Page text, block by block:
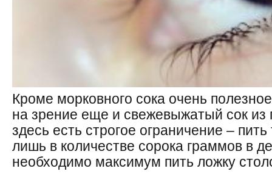
Кроме морковного сока очень
на зрение еще и свежевыжатый сок из
здесь есть строгое ограничение –
лишь в количестве сорока граммов в
необходимо максимум пить ложку